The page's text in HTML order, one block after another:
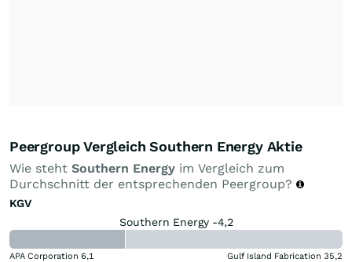
Peergroup Vergleich Southern Energy Aktie
Wie steht Southern Energy im Vergleich zum
Durchschnitt der entsprechenden Peergroup?
KGV
Southern Energy -4,2
APA Corporation 6,1 Gulf Island Fabrication 35,2